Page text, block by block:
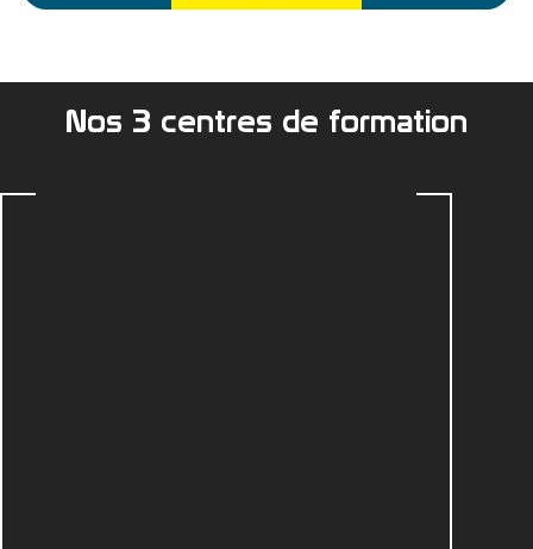
Nos 3 centres de formation